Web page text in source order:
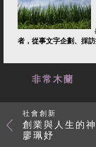
者，從事文字企劃、採
非常木蘭
社會創新
創業與人生的
廖珮妤